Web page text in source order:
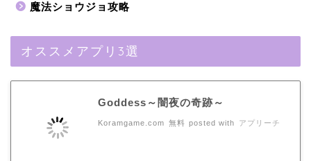
魔法ショウジョ攻略
オススメアプリ3選
Goddess～闇夜の奇跡～
Koramgame.com 無料 posted with アプリーチ